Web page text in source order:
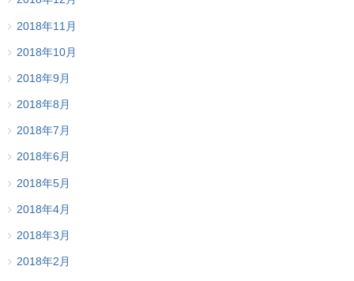
2018年11月
2018年10月
2018年9月
2018年8月
2018年7月
2018年6月
2018年5月
2018年4月
2018年3月
2018年2月